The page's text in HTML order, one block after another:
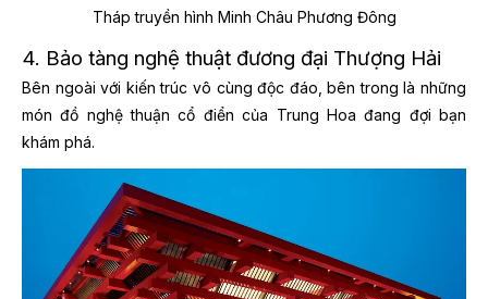
Tháp truyền hình Minh Châu Phương Đông
4. Bảo tàng nghệ thuật đương đại Thượng Hải
Bên ngoài với kiến trúc vô cùng độc đáo, bên trong là những
món đồ nghệ thuận cổ điển của Trung Hoa đang đợi bạn
khám phá.